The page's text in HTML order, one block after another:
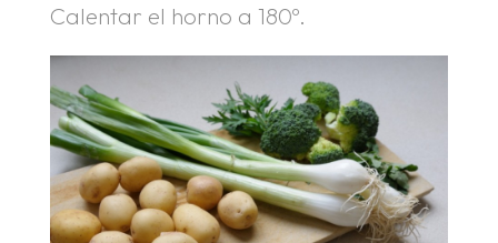
Calentar el horno a 180º.